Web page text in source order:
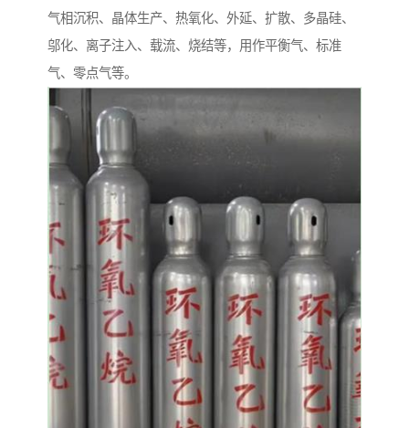
气相沉积、晶体生产、热氧化、外延、扩散、多晶硅、
邬化、离子注入、载流、烧结等，用作平衡气、标准
气、零点气等。